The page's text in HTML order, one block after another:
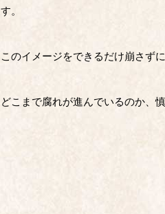
す。
このイメージをできるだけ崩さず
どこまで腐れが進んでいるのか、